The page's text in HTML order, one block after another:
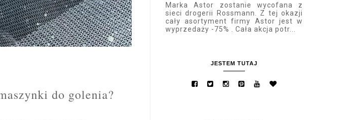
do golenia?
Marka Astor zostanie wycofana z
sieci drogerii Rossmann. Z tej okazji
cały asortyment firmy Astor jest w
wyprzedaży -75% . Cała akcja potr...
JESTEM TUTAJ